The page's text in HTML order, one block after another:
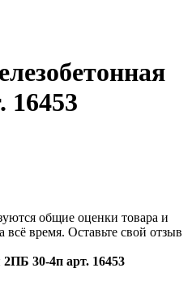
16453
общие оценки товара и
всё время. Оставьте свой отзыв
30-4п арт. 16453